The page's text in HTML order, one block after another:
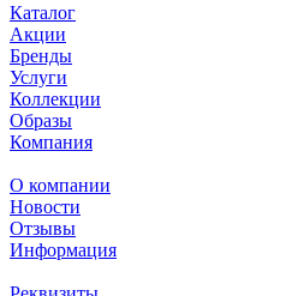
Каталог
Акции
Бренды
Услуги
Коллекции
Образы
Компания
О компании
Новости
Отзывы
Информация